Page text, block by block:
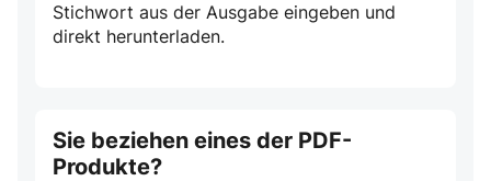
Stichwort aus der Ausgabe eingeben und
direkt herunterladen.
Sie beziehen eines der PDF-
Produkte?